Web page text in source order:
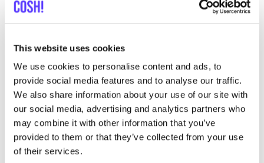
This website uses cookies
We use cookies to personalise content and ads, to
provide social media features and to analyse our traffic.
We also share information about your use of our site with
our social media, advertising and analytics partners who
may combine it with other information that you’ve
provided to them or that they’ve collected from your use
of their services.